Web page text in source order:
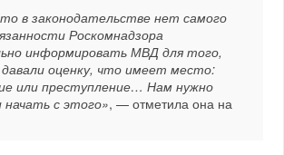
в законодательстве нет самого
Роскомнадзора
информировать МВД для того,
оценку, что имеет место:
или преступление… Нам нужно
с этого», — отметила она на